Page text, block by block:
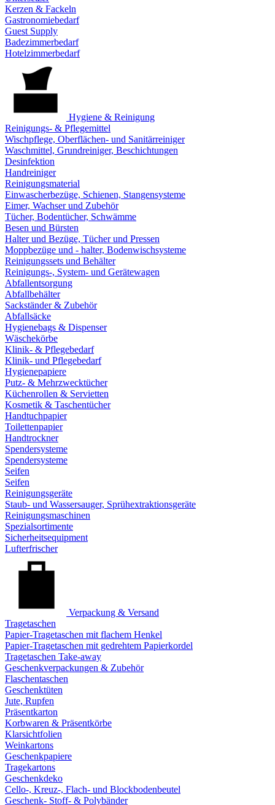
Kerzen & Fackeln
Gastronomiebedarf
Guest Supply
Badezimmerbedarf
Hotelzimmerbedarf
Hygiene & Reinigung
Reinigungs- & Pflegemittel
Wischpflege, Oberflächen- und Sanitärreiniger
Waschmittel, Grundreiniger, Beschichtungen
Desinfektion
Handreiniger
Reinigungsmaterial
Einwascherbezüge, Schienen, Stangensysteme
Eimer, Wachser und Zubehör
Tücher, Bodentücher, Schwämme
Besen und Bürsten
Halter und Bezüge, Tücher und Pressen
Moppbezüge und - halter, Bodenwischsysteme
Reinigungssets und Behälter
Reinigungs-, System- und Gerätewagen
Abfallentsorgung
Abfallbehälter
Sackständer & Zubehör
Abfallsäcke
Hygienebags & Dispenser
Wäschekörbe
Klinik- & Pflegebedarf
Klinik- und Pflegebedarf
Hygienepapiere
Putz- & Mehrzwecktücher
Küchenrollen & Servietten
Kosmetik & Taschentücher
Handtuchpapier
Toilettenpapier
Handtrockner
Spendersysteme
Spendersysteme
Seifen
Seifen
Reinigungsgeräte
Staub- und Wassersauger, Sprühextraktionsgeräte
Reinigungsmaschinen
Spezialsortimente
Sicherheitsequipment
Lufterfrischer
Verpackung & Versand
Tragetaschen
Papier-Tragetaschen mit flachem Henkel
Papier-Tragetaschen mit gedrehtem Papierkordel
Tragetaschen Take-away
Geschenkverpackungen & Zubehör
Flaschentaschen
Geschenktüten
Jute, Rupfen
Präsentkarton
Korbwaren & Präsentkörbe
Klarsichtfolien
Weinkartons
Geschenkpapiere
Tragekartons
Geschenkdeko
Cello-, Kreuz-, Flach- und Blockbodenbeutel
Geschenk- Stoff- & Polybänder